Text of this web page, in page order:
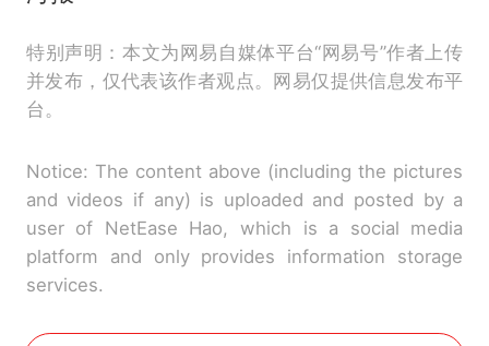
特别声明：本文为网易自媒体平台“网易号”作者上传
并发布，仅代表该作者观点。网易仅提供信息发布平
台。
Notice: The content above (including the pictures
and videos if any) is uploaded and posted by a
user of NetEase Hao, which is a social media
platform and only provides information storage
services.